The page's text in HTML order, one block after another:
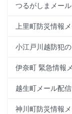
つるがしまメー
上里町防災情報
小江戸川越防犯
伊奈町 緊急情報
越生町メール配
神川町防災情報